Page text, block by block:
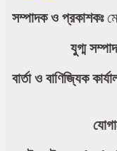
সম্পাদক ও প্রকাশকঃ
যুগ্ম
বার্তা ও বাণিজ্যিক